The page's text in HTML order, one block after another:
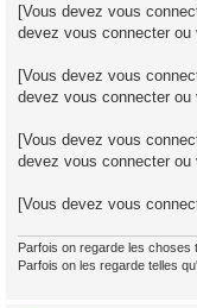
[Vous devez vous
devez vous connecter
[Vous devez vous
devez vous connecter
[Vous devez vous
devez vous connecter
[Vous devez vous
Parfois on regarde les choses
Parfois on les regarde telles